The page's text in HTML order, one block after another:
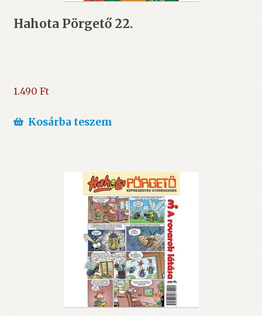
Hahota Pörgető 22.
1.490 Ft
Kosárba teszem